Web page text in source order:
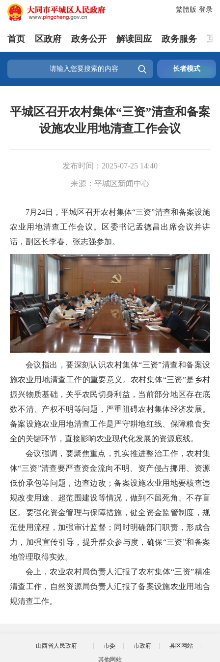
登录
繁體版
首页 区政府 政务公开 解读回应 政务服务 互
 长者模式
平城区召开农村集体“三资”清查和备案
设施农业用地清查工作会议
发布时间： 2025-07-25 14:40
来源： 平城区新闻中心
7月24日，平城区召开农村集体“三资”清查和备案设施
农业用地清查工作会议。区委书记孟德昌出席会议并讲
话，副区长李春、张志强参加。
会议指出，要深刻认识农村集体“三资”清查和备案设
施农业用地清查工作的重要意义。农村集体“三资”是乡村
振兴物质基础，关乎农民切身利益，当前部分地区存在底
数不清、产权不明等问题，严重阻碍农村集体经济发展。
备案设施农业用地清查工作是严守耕地红线、保障粮食安
全的关键环节，直接影响农业现代化发展的资源底线。
会议强调，要聚焦重点，扎实推进整治工作，农村集
体“三资”清查要严查资金流向不明、资产侵占挪用、资源
低价承包等问题，边查边改；备案设施农业用地要核查违
规改变用途、超范围建设等情况，做到不留死角、不存盲
区。要强化资金管理与保障措施，健全资金监管制度，规
范使用流程，加强审计监督；同时明确部门职责，形成合
力，加强宣传引导，提升群众参与度，确保“三资”和备案
地管理取得实效。
会上，农业农村局负责人汇报了农村集体“三资”精准
清查工作，自然资源局负责人汇报了备案设施农业用地合
规清查工作。
山西省人民政府 市委 市政府
县区网站
其他网站